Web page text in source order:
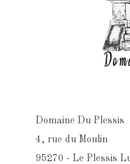
Domaine Du Plessis
4, rue du Moulin
95270 - Le Plessis